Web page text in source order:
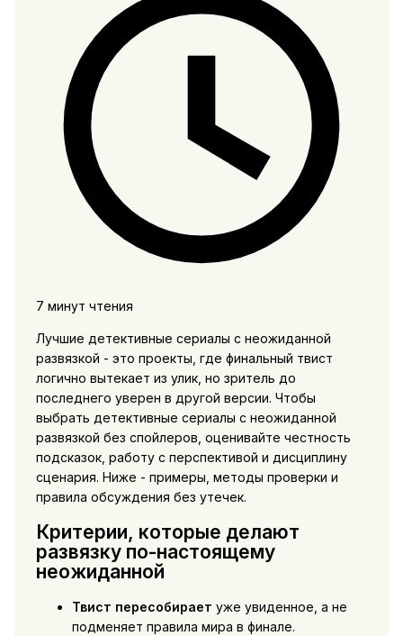
7 минут чтения
Лучшие детективные сериалы с неожиданной
развязкой - это проекты, где финальный твист
логично вытекает из улик, но зритель до
последнего уверен в другой версии. Чтобы
выбрать детективные сериалы с неожиданной
развязкой без спойлеров, оценивайте честность
подсказок, работу с перспективой и дисциплину
сценария. Ниже - примеры, методы проверки и
правила обсуждения без утечек.
Критерии, которые делают
развязку по-настоящему
неожиданной
Твист пересобирает уже увиденное, а не
подменяет правила мира в финале.